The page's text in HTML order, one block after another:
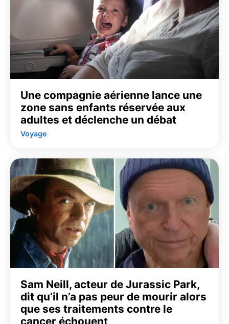
Une compagnie aérienne lance une
zone sans enfants réservée aux
adultes et déclenche un débat
Voyage
Sam Neill, acteur de Jurassic Park,
dit qu’il n’a pas peur de mourir alors
que ses traitements contre le
cancer échouent